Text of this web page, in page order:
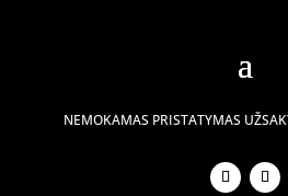
NEMOKAMAS PRISTATYMAS